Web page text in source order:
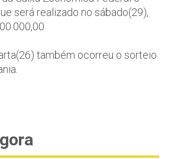
será realizado no sábado(29),
também ocorreu o sorteio